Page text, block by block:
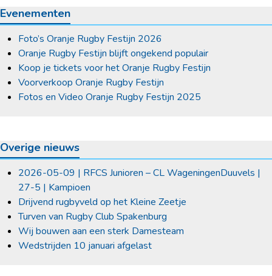
Evenementen
Foto’s Oranje Rugby Festijn 2026
Oranje Rugby Festijn blijft ongekend populair
Koop je tickets voor het Oranje Rugby Festijn
Voorverkoop Oranje Rugby Festijn
Fotos en Video Oranje Rugby Festijn 2025
Overige nieuws
2026-05-09 | RFCS Junioren – CL WageningenDuuvels |
27-5 | Kampioen
Drijvend rugbyveld op het Kleine Zeetje
Turven van Rugby Club Spakenburg
Wij bouwen aan een sterk Damesteam
Wedstrijden 10 januari afgelast